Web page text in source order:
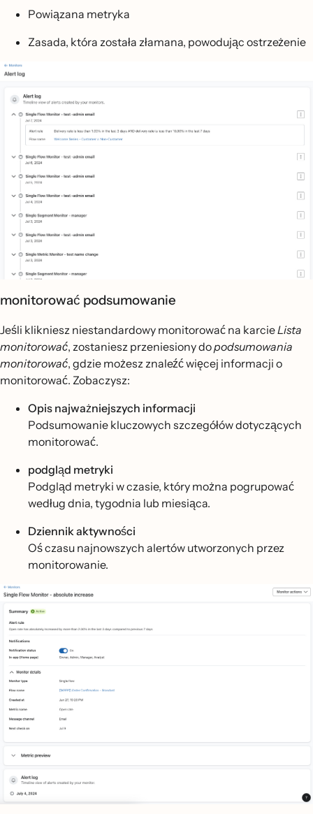
Powiązana metryka
Zasada, która została złamana, powodując ostrzeżenie
monitorować podsumowanie
Jeśli klikniesz niestandardowy monitorować na karcieLista
monitorować, zostaniesz przeniesiony dopodsumowania
monitorować, gdzie możesz znaleźć więcej informacji o
monitorować. Zobaczysz:
Opis najważniejszych informacji
Podsumowanie kluczowych szczegółów dotyczących
monitorować.
podgląd metryki
Podgląd metryki w czasie, który można pogrupować
według dnia, tygodnia lub miesiąca.
Dziennik aktywności
Oś czasu najnowszych alertów utworzonych przez
monitorowanie.